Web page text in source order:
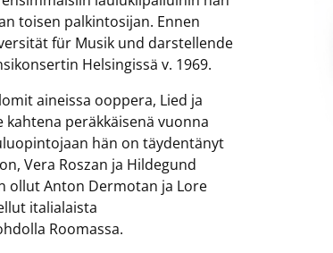
toisen palkintosijan. Ennen
für Musik und darstellende
Helsingissä v. 1969.
aineissa ooppera, Lied ja
peräkkäisenä vuonna
hän on täydentänyt
Vera Roszan ja Hildegund
ollut Anton Dermotan ja Lore
italialaista
Roomassa.